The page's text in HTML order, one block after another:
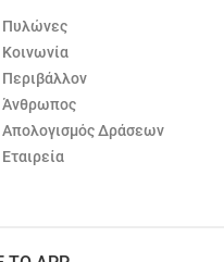
Πυλώνες
Κοινωνία
Περιβάλλον
Άνθρωπος
Απολογισμός Δράσεων
Εταιρεία